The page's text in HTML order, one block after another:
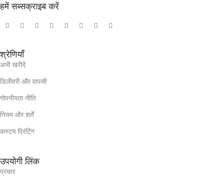
हमें सब्सक्राइब करें
श्रेणियाँ
अभी खरीदें
डिलीवरी और वापसी
गोपनीयता नीति
नियम और शर्तें
कस्टम प्रिंटिंग
उपयोगी लिंक
प्रचार